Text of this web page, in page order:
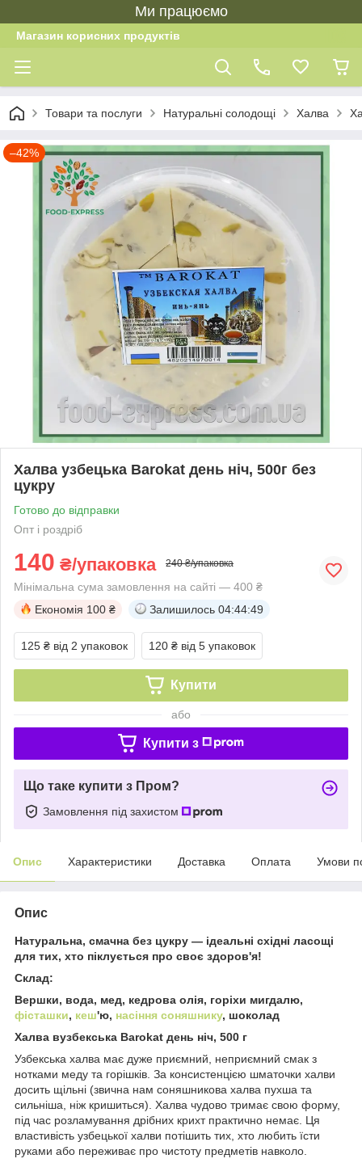
Ми працюємо
Магазин корисних продуктів
Товари та послуги Натуральні солодощі Халва
–42%
Халва узбецька Barokat день ніч, 500г без
цукру
Готово до відправки
Опт і роздріб
140 ₴/упаковка 240 ₴/упаковка
Мінімальна сума замовлення на сайті — 400 ₴
Економія 100 ₴ Залишилось 04:44:49
125 ₴ від 2 упаковок 120 ₴ від 5 упаковок
Купити
або
Купити з
Що таке купити з Пром?
Замовлення під захистом
Опис Характеристики Доставка Оплата Умови
Опис
Натуральна, смачна без цукру — ідеальні східні ласощі
для тих, хто піклується про своє здоров'я!
Склад:
Вершки, вода, мед, кедрова олія, горіхи мигдалю,
фісташки, кеш'ю, насіння соняшнику, шоколад
Халва вузбекська Barokat день ніч, 500 г
Узбекська халва має дуже приємний, неприємний смак з
нотками меду та горішків. За консистенцією шматочки халви
досить щільні (звична нам соняшникова халва пухша та
сильніша, ніж кришиться). Халва чудово тримає свою форму,
під час розламування дрібних крихт практично немає. Ця
властивість узбецької халви потішить тих, хто любить їсти
руками або переживає про чистоту предметів навколо.